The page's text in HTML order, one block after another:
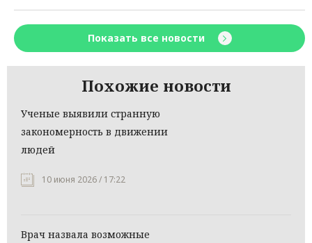
Показать все новости
Похожие новости
Ученые выявили странную
закономерность в движении
людей
10 июня 2026 / 17:22
Врач назвала возможные